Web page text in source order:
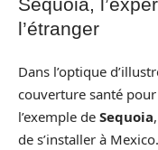
l’étranger
Dans l’optique
couverture santé
l’exemple de Sequoia
de s’installer à